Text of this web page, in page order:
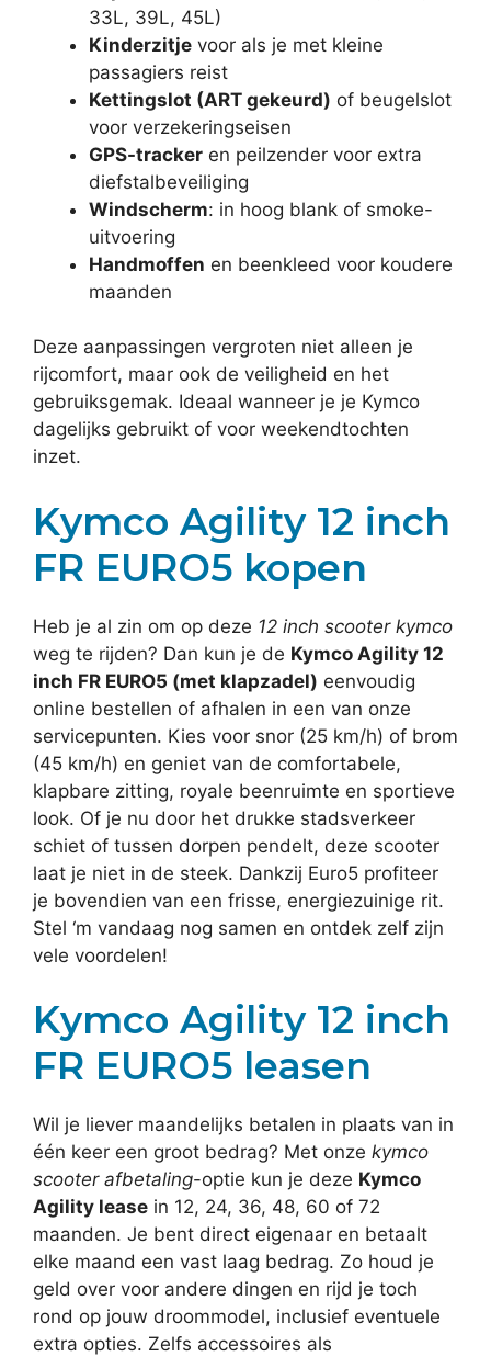
33L, 39L, 45L)
Kinderzitje voor als je met kleine
passagiers reist
Kettingslot (ART gekeurd) of beugelslot
voor verzekeringseisen
GPS-tracker en peilzender voor extra
diefstalbeveiliging
Windscherm: in hoog blank of smoke-
uitvoering
Handmoffen en beenkleed voor koudere
maanden
Deze aanpassingen vergroten niet alleen je
rijcomfort, maar ook de veiligheid en het
gebruiksgemak. Ideaal wanneer je je Kymco
dagelijks gebruikt of voor weekendtochten
inzet.
Kymco Agility 12 inch
FR EURO5 kopen
Heb je al zin om op deze 12 inch scooter kymco
weg te rijden? Dan kun je de Kymco Agility 12
inch FR EURO5 (met klapzadel) eenvoudig
online bestellen of afhalen in een van onze
servicepunten. Kies voor snor (25 km/h) of brom
(45 km/h) en geniet van de comfortabele,
klapbare zitting, royale beenruimte en sportieve
look. Of je nu door het drukke stadsverkeer
schiet of tussen dorpen pendelt, deze scooter
laat je niet in de steek. Dankzij Euro5 profiteer
je bovendien van een frisse, energiezuinige rit.
Stel ‘m vandaag nog samen en ontdek zelf zijn
vele voordelen!
Kymco Agility 12 inch
FR EURO5 leasen
Wil je liever maandelijks betalen in plaats van in
één keer een groot bedrag? Met onze kymco
scooter afbetaling-optie kun je deze Kymco
Agility lease in 12, 24, 36, 48, 60 of 72
maanden. Je bent direct eigenaar en betaalt
elke maand een vast laag bedrag. Zo houd je
geld over voor andere dingen en rijd je toch
rond op jouw droommodel, inclusief eventuele
extra opties. Zelfs accessoires als